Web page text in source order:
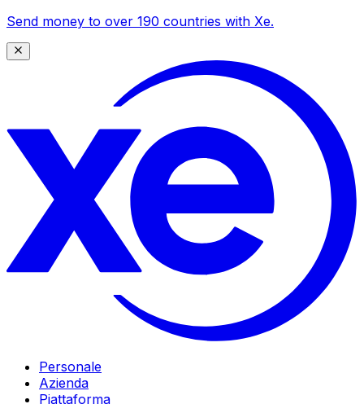
Send money to over 190 countries with Xe.
Personale
Azienda
Piattaforma